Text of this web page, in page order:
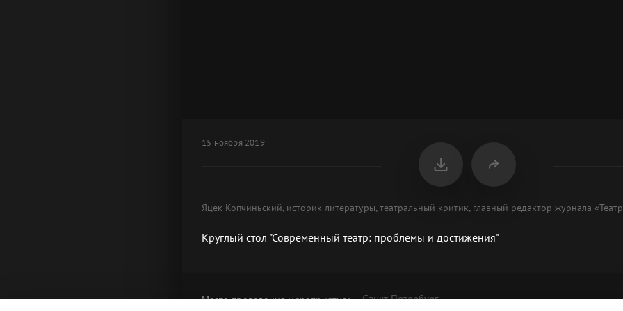
15 ноября 2019
Яцек Копчиньский, историк литературы, театральный критик, главный редактор журнала
Круглый стол "Современный театр: проблемы и достижения"
Место проведениямероприятия: Санкт-Петербург